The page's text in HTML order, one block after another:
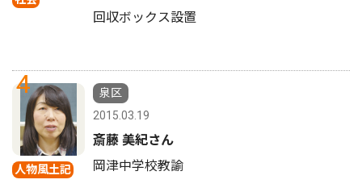
回収ボックス設置
4
人物風土記
泉区
2015.03.19
斎藤 美紀さん
岡津中学校教諭